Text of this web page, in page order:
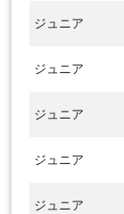
ジュニア
ジュニア
ジュニア
ジュニア
ジュニア